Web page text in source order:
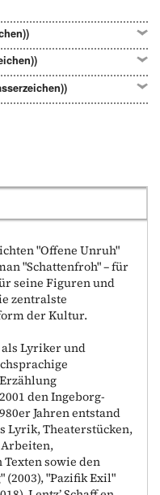
"Offene Unruh"
"Schattenfroh" – für
seine Figuren und
zentralste
der Kultur.
Lyriker und
den Ingeborg-
Jahren entstand
Lyrik, Theaterstücken,
sowie den
"Pazifik Exil"